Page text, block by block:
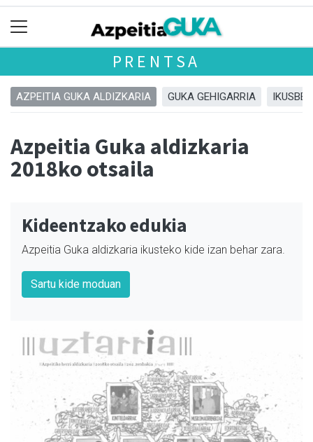
PRENTSA
AZPEITIA GUKA ALDIZKARIA GUKA GEHIGARRIA
Azpeitia Guka aldizkaria
2018ko otsaila
Kideentzako edukia
Azpeitia Guka aldizkaria ikusteko kide izan behar zara.
Sartu kide moduan